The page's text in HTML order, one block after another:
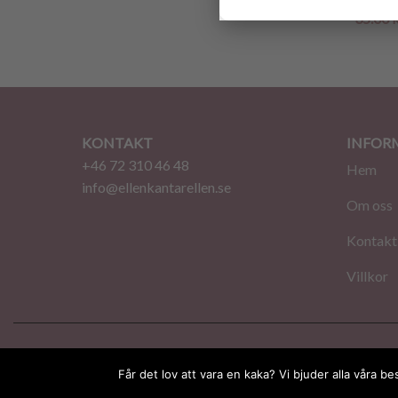
35.00
KONTAKT
+46 72 310 46 48
info@ellenkantarellen.se
Hem
Om oss
Kontakt
Villkor
© 2026 EllenKantarellen. Alla rättigheter
Får det lov att vara en kaka? Vi bjuder alla våra